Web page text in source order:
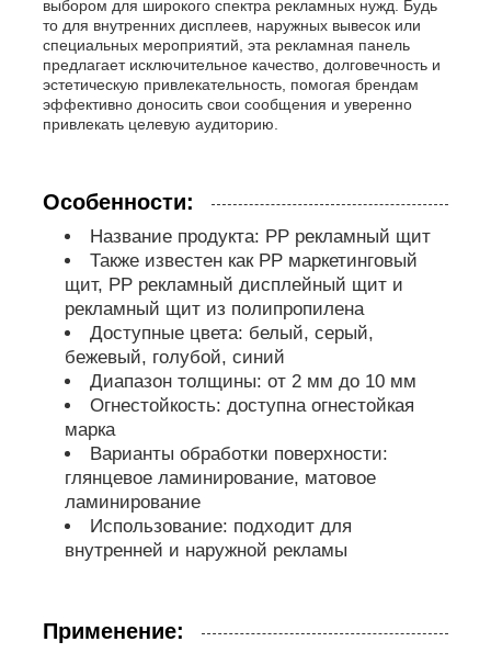
Трубы из ПП
фитинги для труб из полипропилена
выбором для широкого спектра рекламных нужд. Будь
то для внутренних дисплеев, наружных вывесок или
специальных мероприятий, эта рекламная панель
предлагает исключительное качество, долговечность и
эстетическую привлекательность, помогая брендам
эффективно доносить свои сообщения и уверенно
привлекать целевую аудиторию.
Особенности:
Название продукта: PP рекламный щит
Также известен как PP маркетинговый
щит, PP рекламный дисплейный щит и
рекламный щит из полипропилена
Доступные цвета: белый, серый,
бежевый, голубой, синий
Диапазон толщины: от 2 мм до 10 мм
Огнестойкость: доступна огнестойкая
марка
Варианты обработки поверхности:
глянцевое ламинирование, матовое
ламинирование
Использование: подходит для
внутренней и наружной рекламы
Применение: